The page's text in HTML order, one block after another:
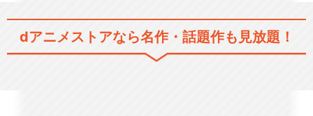
dアニメストアなら名作・話題作も見放題！